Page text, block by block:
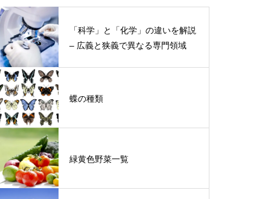
「科学」と「化学」の違いを解説
– 広義と狭義で異なる専門領域
蝶の種類
緑黄色野菜一覧